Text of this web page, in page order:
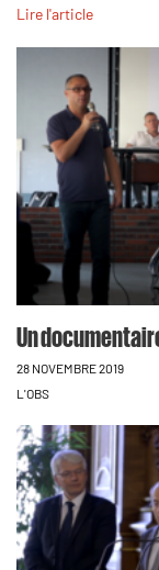
Lire l'article
Un
28 NOVEMBRE 2019
L'OBS